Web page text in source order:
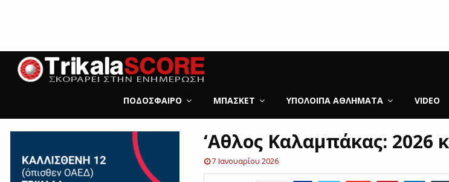
ΠΟΔΌΣΦΑΙΡΟ ΜΠΆΣΚΕΤ ΥΠΌΛΟΙΠΑ ΑΘΛΉΜΑΤΑ VIDEO
‘Αθλος Καλαμπάκας: 2026
7 Ιανουαρίου 2026